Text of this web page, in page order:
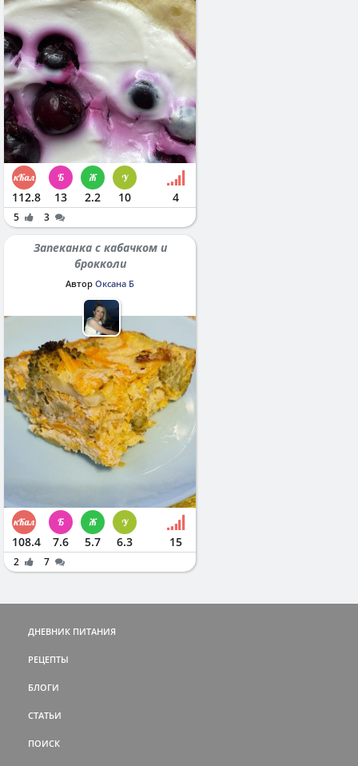
112.8 13 2.2 10 4
5 3
Запеканка с кабачком и
брокколи
Автор Оксана Б
108.4 7.6 5.7 6.3 15
2 7
ДНЕВНИК ПИТАНИЯ
РЕЦЕПТЫ
БЛОГИ
СТАТЬИ
ПОИСК